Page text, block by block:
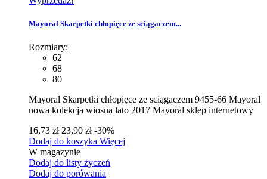
Mayoral Skarpetki chłopięce ze sciągaczem...
Rozmiary:
62
68
80
Mayoral Skarpetki chłopięce ze sciągaczem 9455-66 Mayoral
nowa kolekcja wiosna lato 2017 Mayoral sklep internetowy
16,73 zł 23,90 zł-30%
Dodaj do koszyka Więcej
W magazynie
Dodaj do listy życzeń
Dodaj do porówania